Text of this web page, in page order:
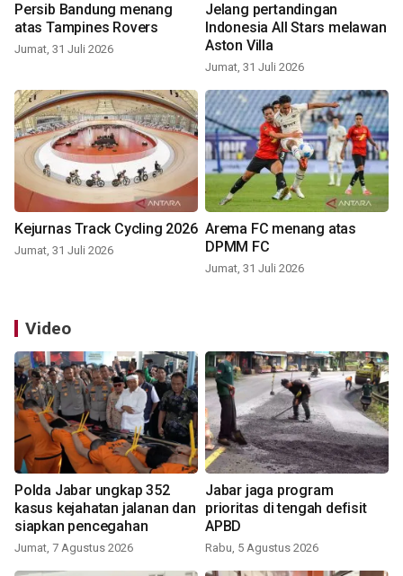
Persib Bandung menang
atas Tampines Rovers
Jumat, 31 Juli 2026
Jelang pertandingan
Indonesia All Stars melawan
Aston Villa
Jumat, 31 Juli 2026
Kejurnas Track Cycling 2026
Jumat, 31 Juli 2026
Arema FC menang atas
DPMM FC
Jumat, 31 Juli 2026
Video
Polda Jabar ungkap 352
kasus kejahatan jalanan dan
siapkan pencegahan
Jumat, 7 Agustus 2026
Jabar jaga program
prioritas di tengah defisit
APBD
Rabu, 5 Agustus 2026